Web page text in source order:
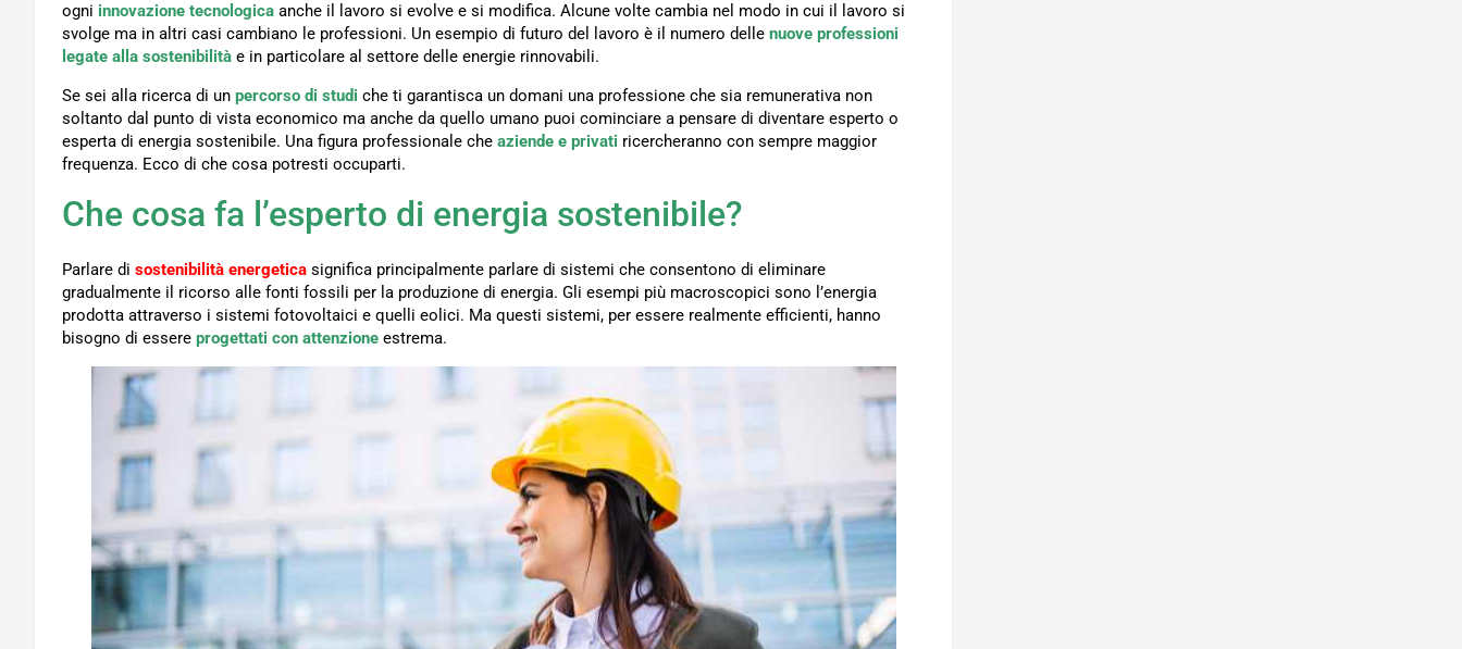
ogni innovazione tecnologica anche il lavoro si evolve e si modifica. Alcune volte cambia nel modo in cui il lavoro si
svolge ma in altri casi cambiano le professioni. Un esempio di futuro del lavoro è il numero delle nuove professioni
legate alla sostenibilità e in particolare al settore delle energie rinnovabili.
Se sei alla ricerca di un percorso di studi che ti garantisca un domani una professione che sia remunerativa non
soltanto dal punto di vista economico ma anche da quello umano puoi cominciare a pensare di diventare esperto o
esperta di energia sostenibile. Una figura professionale che aziende e privati ricercheranno con sempre maggior
frequenza. Ecco di che cosa potresti occuparti.
Che cosa fa l’esperto di energia sostenibile?
Parlare di sostenibilità energetica significa principalmente parlare di sistemi che consentono di eliminare
gradualmente il ricorso alle fonti fossili per la produzione di energia. Gli esempi più macroscopici sono l’energia
prodotta attraverso i sistemi fotovoltaici e quelli eolici. Ma questi sistemi, per essere realmente efficienti, hanno
bisogno di essere progettati con attenzione estrema.